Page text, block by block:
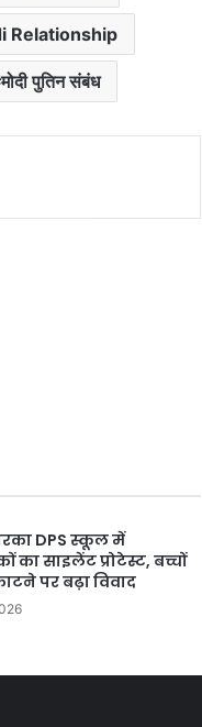
Relationship
मोदी पुतिन संबंध
DPS स्कूल में
का साइलेंट प्रोटेस्ट, बच्चों
पर बढ़ा विवाद